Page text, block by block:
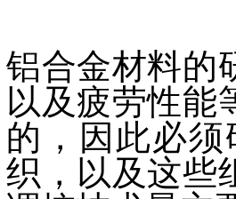
铝合金材料的
以及疲劳性能
的，因此必
织，以及这些